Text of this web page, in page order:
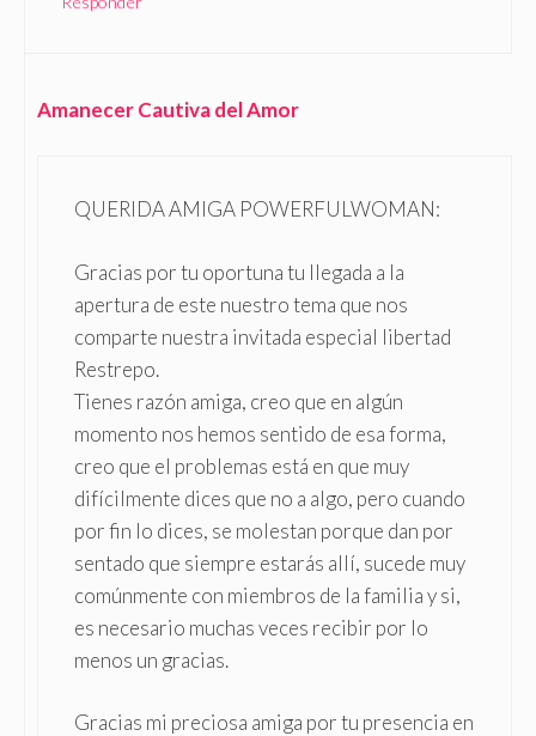
Amanecer Cautiva del Amor
QUERIDA AMIGA POWERFULWOMAN:
Gracias por tu oportuna tu llegada a la
apertura de este nuestro tema que nos
comparte nuestra invitada especial libertad
Restrepo.
Tienes razón amiga, creo que en algún
momento nos hemos sentido de esa forma,
creo que el problemas está en que muy
difícilmente dices que no a algo, pero cuando
por fin lo dices, se molestan porque dan por
sentado que siempre estarás allí, sucede muy
comúnmente con miembros de la familia y si,
es necesario muchas veces recibir por lo
menos un gracias.
Gracias mi preciosa amiga por tu presencia en